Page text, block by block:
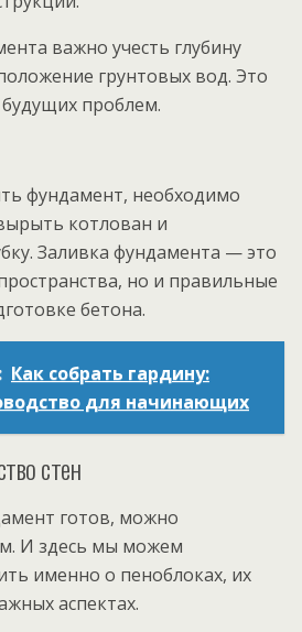
важно учесть глубину
грунтовых вод. Это
проблем.
фундамент, необходимо
котлован и
Заливка фундамента — это
но и правильные
бетона.
Как собрать гардину:
для начинающих
стен
готов, можно
И здесь мы можем
именно о пеноблоках, их
аспектах.